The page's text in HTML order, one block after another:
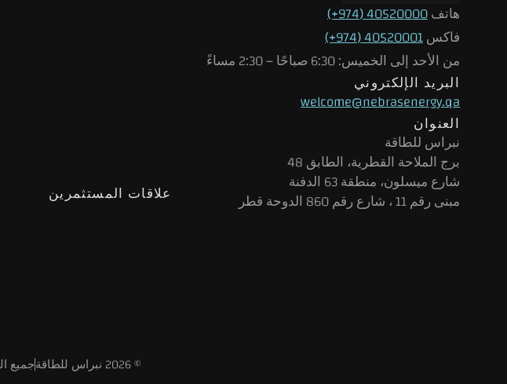
هاتف40520000 (974+)
فاكس40520001 (974+)
من الأحد إلى الخميس: 6:30 صباحًا – 2:30 مساءً
البريد الإلكتروني
welcome@nebrasenergy.qa
العنوان
نبراس للطاقة
برج الملاحة القطرية، الطابق 48
شارع ميسلون، منطقة 63 الدفنة
مبنى رقم 11 ، شارع رقم 860 الدوحة قطر
علاقات المستثمرين
© 2026 نبراس للطاقة جميع